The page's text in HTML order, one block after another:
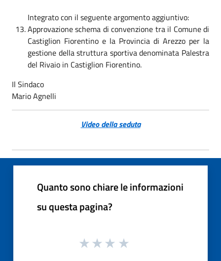
Integrato con il seguente argomento aggiuntivo:
Approvazione schema di convenzione tra il Comune di
Castiglion Fiorentino e la Provincia di Arezzo per la
gestione della struttura sportiva denominata Palestra
del Rivaio in Castiglion Fiorentino.
Il Sindaco
Mario Agnelli
Video della seduta
Quanto sono chiare le informazioni
su questa pagina?